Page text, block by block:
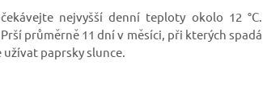
nejvyšší denní teploty okolo 12 °C.
průměrně 11 dní v měsíci, při kterých spadá
paprsky slunce.